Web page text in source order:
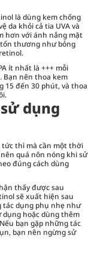
là dùng kem chống
da khỏi cả tia UVA và
hơn với ánh nắng mặt
thương như bỏng
ít nhất là +++ mỗi
Bạn nên thoa kem
15 đến 30 phút, và thoa
dụng
tức thì mà cần một thời
quá nôn nóng khi sử
đúng cách dùng
thấy được sau
sẽ xuất hiện sau
tác dụng phụ nhẹ như
dụng hoặc dùng thêm
bạn gặp những tác
bạn nên ngừng sử